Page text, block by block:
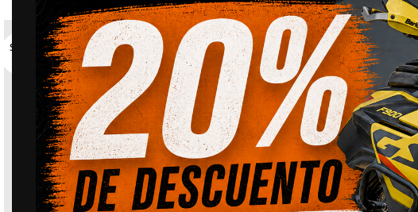
SOLD